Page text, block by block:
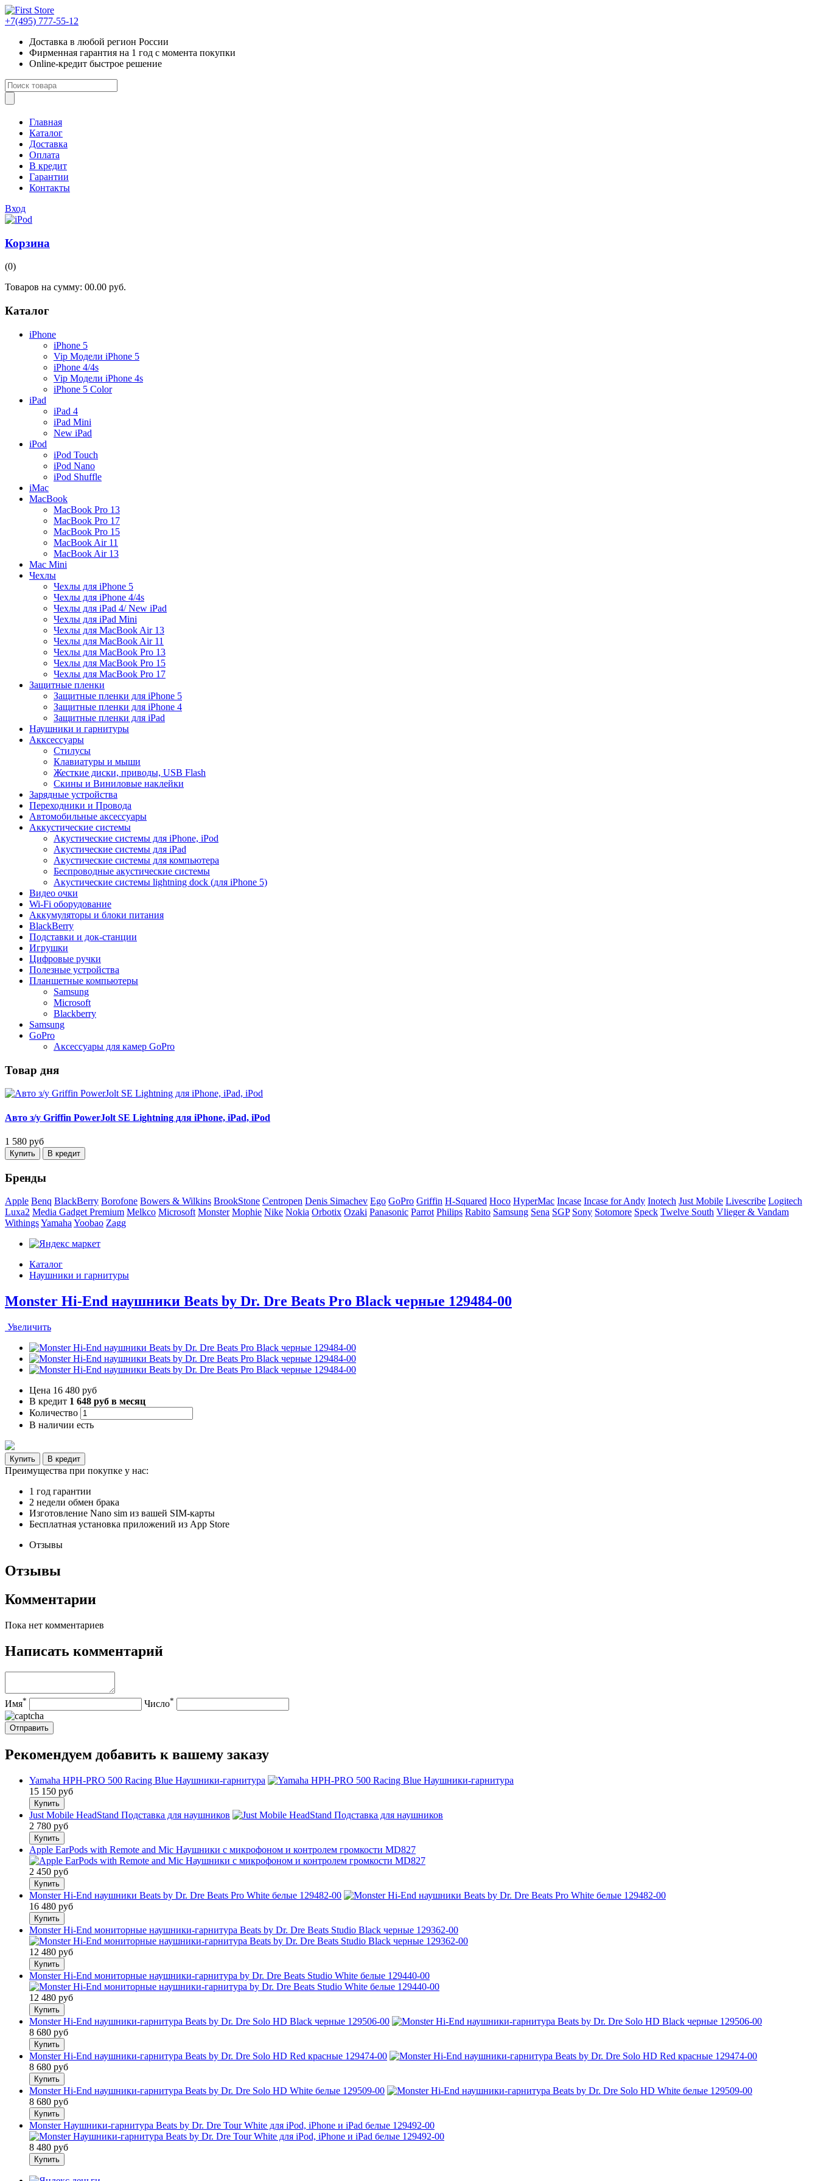
+7(495) 777-55-12
Доставка в любой регион России
Фирменная гарантия на 1 год с момента покупки
Online-кредит быстрое решение
Главная
Каталог
Доставка
Оплата
В кредит
Гарантии
Контакты
Вход
Корзина
(0)
Товаров на сумму: 00.00 руб.
Каталог
iPhone
iPhone 5
Vip Модели iPhone 5
iPhone 4/4s
Vip Модели iPhone 4s
iPhone 5 Color
iPad
iPad 4
iPad Mini
New iPad
iPod
iPod Touch
iPod Nano
iPod Shuffle
iMac
MacBook
MacBook Pro 13
MacBook Pro 17
MacBook Pro 15
MacBook Air 11
MacBook Air 13
Mac Mini
Чехлы
Чехлы для iPhone 5
Чехлы для iPhone 4/4s
Чехлы для iPad 4/ New iPad
Чехлы для iPad Mini
Чехлы для MacBook Air 13
Чехлы для MacBook Air 11
Чехлы для MacBook Pro 13
Чехлы для MacBook Pro 15
Чехлы для MacBook Pro 17
Защитные пленки
Защитные пленки для iPhone 5
Защитные пленки для iPhone 4
Защитные пленки для iPad
Наушники и гарнитуры
Акксессуары
Стилусы
Клавиатуры и мыши
Жесткие диски, приводы, USB Flash
Скины и Виниловые наклейки
Зарядные устройства
Переходники и Провода
Автомобильные аксессуары
Aккустические системы
Акустические системы для iPhone, iPod
Акустические системы для iPad
Акустические системы для компьютера
Беспроводные акустические системы
Акустические системы lightning dock (для iPhone 5)
Видео очки
Wi-Fi оборудование
Аккумуляторы и блоки питания
BlackBerry
Подставки и док-станции
Игрушки
Цифровые ручки
Полезные устройства
Планшетные компьютеры
Samsung
Microsoft
Blackberry
Samsung
GoPro
Аксессуары для камер GoPro
Товар дня
Авто з/у Griffin PowerJolt SE Lightning для iPhone, iPad, iPod
1 580 руб
Бренды
Apple Benq BlackBerry Borofone Bowers & Wilkins BrookStone Centropen Denis Simachev Ego GoPro Griffin H-Squared Hoco HyperMac Incase Incase for Andy Inotech Just Mobile Livescribe Logitech
Luxa2 Media Gadget Premium Melkco Microsoft Monster Mophie Nike Nokia Orbotix Ozaki Panasonic Parrot Philips Rabito Samsung Sena SGP Sony Sotomore Speck Twelve South Vlieger & Vandam
WithingsYamaha Yoobao Zagg
Каталог
Наушники и гарнитуры
Monster Hi-End наушники Beats by Dr. Dre Beats Pro Black черные 129484-00
Увеличить
Цена 16 480 руб
В кредит 1 648 руб в месяц
Количество
В наличии есть
Преимущества при покупке у нас:
1 год гарантии
2 недели обмен брака
Изготовление Nano sim из вашей SIM-карты
Бесплатная установка приложений из App Store
Отзывы
Отзывы
Комментарии
Пока нет комментариев
Написать комментарий
Имя* Число*
Рекомендуем добавить к вашему заказу
Yamaha HPH-PRO 500 Racing Blue Наушники-гарнитура
15 150 руб
Just Mobile HeadStand Подставка для наушников
2 780 руб
Apple EarPods with Remote and Mic Наушники с микрофоном и контролем громкости MD827
2 450 руб
Monster Hi-End наушники Beats by Dr. Dre Beats Pro White белые 129482-00
16 480 руб
Monster Hi-End мониторные наушники-гарнитура Beats by Dr. Dre Beats Studio Black черные 129362-00
12 480 руб
Monster Hi-End мониторные наушники-гарнитура by Dr. Dre Beats Studio White белые 129440-00
12 480 руб
Monster Hi-End наушники-гарнитура Beats by Dr. Dre Solo HD Black черные 129506-00
8 680 руб
Monster Hi-End наушники-гарнитура Beats by Dr. Dre Solo HD Red красные 129474-00
8 680 руб
Monster Hi-End наушники-гарнитура Beats by Dr. Dre Solo HD White белые 129509-00
8 680 руб
Monster Наушники-гарнитура Beats by Dr. Dre Tour White для iPod, iPhone и iPad белые 129492-00
8 480 руб